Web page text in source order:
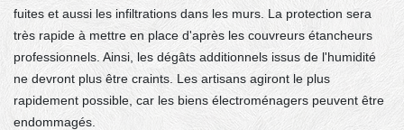
fuites et aussi les infiltrations dans les murs. La protection sera
très rapide à mettre en place d'après les couvreurs étancheurs
professionnels. Ainsi, les dégâts additionnels issus de l'humidité
ne devront plus être craints. Les artisans agiront le plus
rapidement possible, car les biens électroménagers peuvent être
endommagés.